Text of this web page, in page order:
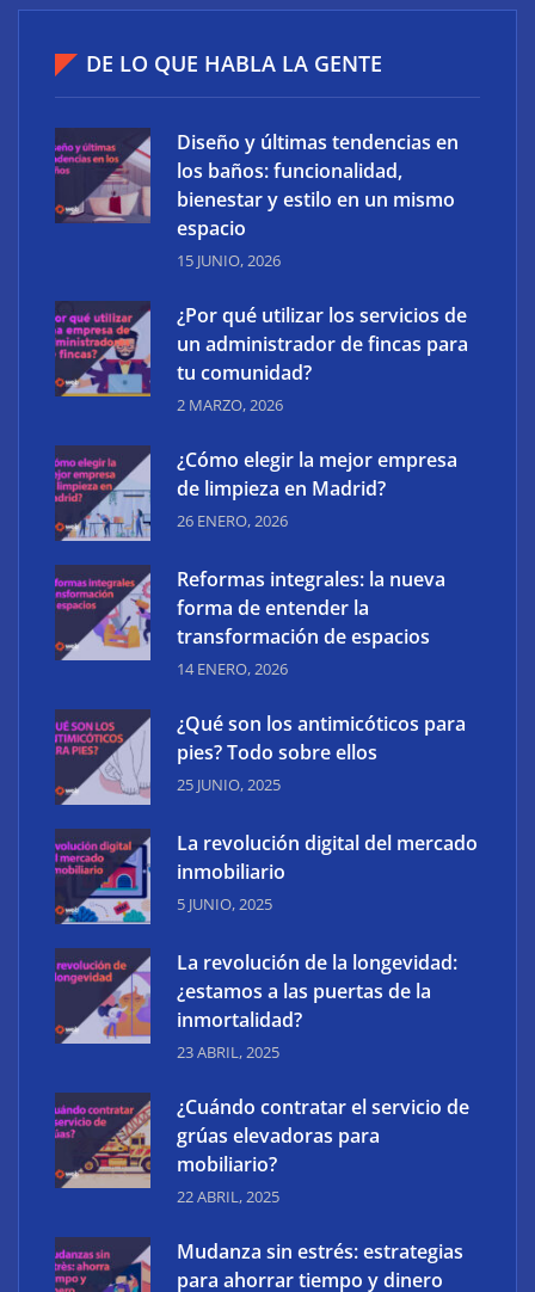
Cómo debes crear contenido en tu web para
¿Qué es la UX? Definición, aplicación y diagramas
Algoritmos de Google. Cómo funcionan y como
optimizarse
DE LO QUE HABLA LA GENTE
Diseño y últimas tendencias en
los baños: funcionalidad,
bienestar y estilo en un mismo
espacio
15 JUNIO, 2026
¿Por qué utilizar los servicios de
un administrador de fincas para
tu comunidad?
2 MARZO, 2026
¿Cómo elegir la mejor empresa
de limpieza en Madrid?
26 ENERO, 2026
Reformas integrales: la nueva
forma de entender la
transformación de espacios
14 ENERO, 2026
¿Qué son los antimicóticos para
pies? Todo sobre ellos
25 JUNIO, 2025
La revolución digital del mercado
inmobiliario
5 JUNIO, 2025
La revolución de la longevidad:
¿estamos a las puertas de la
inmortalidad?
23 ABRIL, 2025
¿Cuándo contratar el servicio de
grúas elevadoras para
mobiliario?
22 ABRIL, 2025
Mudanza sin estrés: estrategias
para ahorrar tiempo y dinero